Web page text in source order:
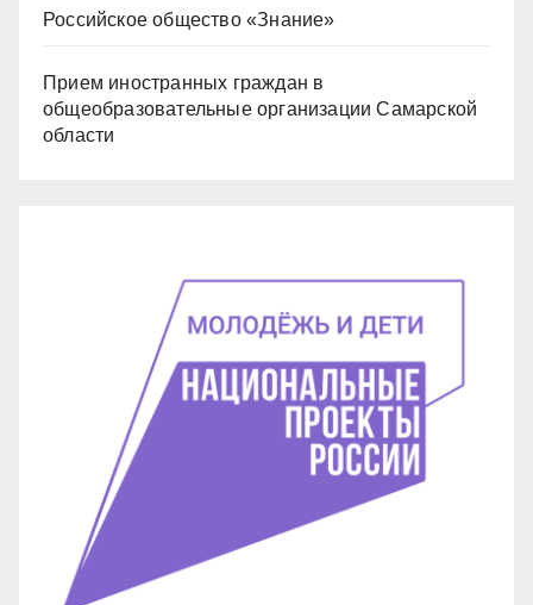
Российское общество «Знание»
Прием иностранных граждан в
общеобразовательные организации Самарской
области